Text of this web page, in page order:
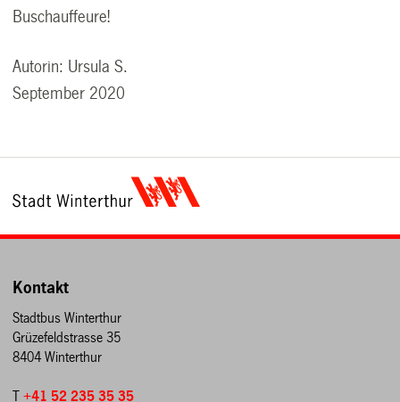
Buschauffeure!
Autorin: Ursula S.
September 2020
Kontakt
Stadtbus Winterthur
Grüzefeldstrasse 35
8404 Winterthur
T+41 52 235 35 35